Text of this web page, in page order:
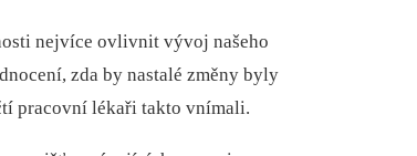
nejvíce ovlivnit vývoj našeho
zda by nastalé změny byly
pracovní lékaři takto vnímali.